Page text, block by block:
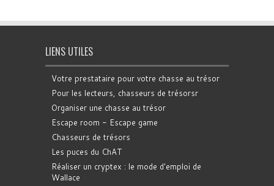
LIENS UTILES
Votre prestataire pour votre chasse au trésor
Pour les lecteurs, chasseurs de trésorsr
Organiser une chasse au trésor
Escape room - Escape game
Chasseurs de trésors
Les puces du ChAT
Réaliser un cryptex : le mode d'emploi de
Wallace